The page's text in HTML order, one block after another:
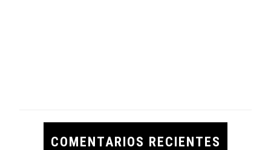
COMENTARIOS RECIENTES